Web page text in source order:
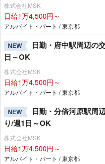
株式会社MSK
日給1万4,500円～
アルバイト・パート / 東京都
NEW
日勤・府中駅周辺の
日～OK
株式会社MSK
日給1万4,500円～
アルバイト・パート / 東京都
NEW
日勤・分倍河原駅周
り/週1日～OK
株式会社MSK
日給1万4,500円～
アルバイト・パート / 東京都